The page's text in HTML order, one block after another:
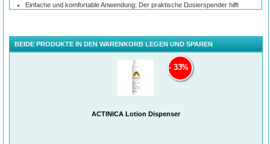
Einfache und komfortable Anwendung: Der praktische Dosierspender hilft
®
Wann wird Actinica®Lotion angewendet?
Um die beste Schutzwirkung zu erzielen, tragen Sie Actinica®Lotion jeden
Morgen auf die Hautbereiche auf, die nicht durch Kleidungsstücke bedeckt sind.
Lotion sollte das ganze Jahr über jeden Tag als Bestandteil Ihrer
Lotion sollte vor dem Aufenthalt im Freien und vor der Anwendung
kosmetischer Produkte aufgetragen werden. Wenn Sie Kosmetika verwenden
BEIDE PRODUKTE IN DEN WARENKORB LEGEN UND SPAREN
ACTINICA Lotion Dispenser
33%